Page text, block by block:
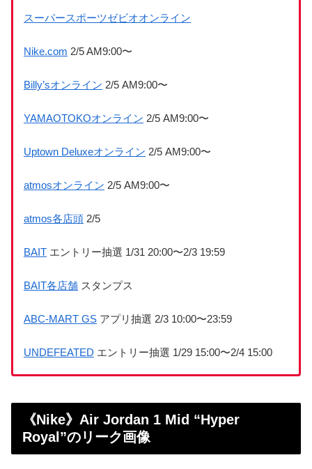
スーパースポーツゼビオオンライン
Nike.com 2/5 AM9:00〜
Billy’sオンライン 2/5 AM9:00〜
YAMAOTOKOオンライン 2/5 AM9:00〜
Uptown Deluxeオンライン 2/5 AM9:00〜
atmosオンライン 2/5 AM9:00〜
atmos各店頭 2/5
BAIT エントリー抽選 1/31 20:00〜2/3 19:59
BAIT各店舗 スタンプス
ABC-MART GS アプリ抽選 2/3 10:00〜23:59
UNDEFEATED エントリー抽選 1/29 15:00〜2/4 15:00
《Nike》Air Jordan 1 Mid “Hyper
Royal”のリーク画像